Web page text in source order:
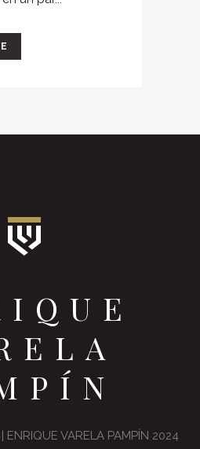
| ENRIQUE VARELA PAMPÍN 2024